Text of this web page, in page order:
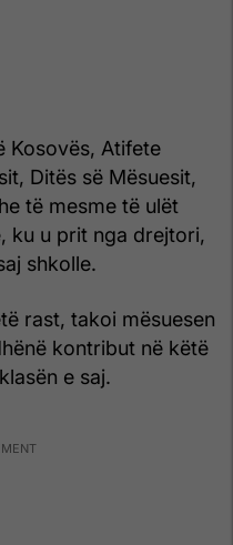
Kosovës, Atifete
Ditës së Mësuesit,
të mesme të ulët
ku u prit nga drejtori,
shkolle.
rast, takoi mësuesen
kontribut në këtë
e saj.